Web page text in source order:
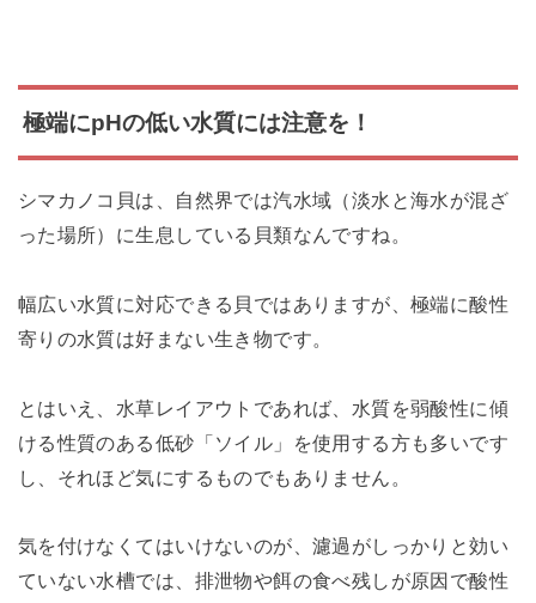
極端にpHの低い水質には注意を！
シマカノコ貝は、自然界では汽水域（淡水と海水が混ざ
った場所）に生息している貝類なんですね。
幅広い水質に対応できる貝ではありますが、極端に酸性
寄りの水質は好まない生き物です。
とはいえ、水草レイアウトであれば、水質を弱酸性に傾
ける性質のある低砂「ソイル」を使用する方も多いです
し、それほど気にするものでもありません。
気を付けなくてはいけないのが、濾過がしっかりと効い
ていない水槽では、排泄物や餌の食べ残しが原因で酸性